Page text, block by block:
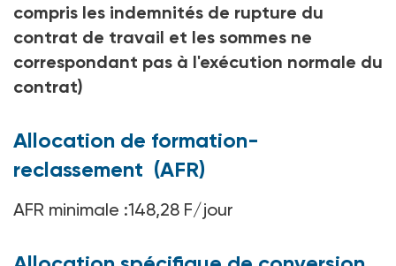
compris les indemnités de rupture du
contrat de travail et les sommes ne
correspondant pas à l'exécution normale du
contrat)
Allocation de formation-
reclassement (AFR)
AFR minimale :148,28 F/jour